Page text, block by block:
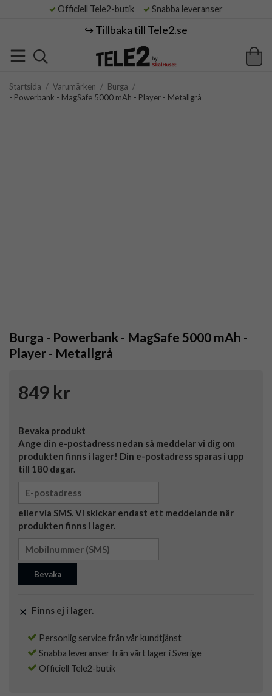
Officiell Tele2-butik Snabba leveranser
↪️ Tillbaka till Tele2.se
Startsida / Varumärken / Burga /
- Powerbank - MagSafe 5000 mAh - Player - Metallgrå
Burga - Powerbank - MagSafe 5000 mAh -
Player - Metallgrå
849 kr
Bevaka produkt
Ange din e-postadress nedan så meddelar vi dig om
produkten finns i lager! Din e-postadress sparas i upp
till 180 dagar.
eller via SMS. Vi skickar endast ett meddelande när
produkten finns i lager.
Bevaka
Finns ej i lager.
Personlig service från vår kundtjänst
Snabba leveranser från vårt lager i Sverige
Officiell Tele2-butik